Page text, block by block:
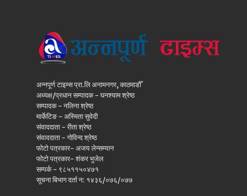
अन्नपूर्ण टाइम्स प्रा.लि अनामनगर, काठमाडौँ
अध्यक्ष/प्रधान सम्पादक - घनश्याम श्रेष्ठ
सम्पादक - नलिना श्रेष्ठ
मार्केटिङ - अस्मिता सुवेदी
संवाददाता - रीता श्रेष्ठ
संवाददाता - गोविन्द श्रेष्ठ
फोटो पत्रकार- अजय लेन्सम्यान
फोटो पत्रकार- शंकर भुजेल
सम्पर्क - ९८५११५०४७१
सूचना बिभाग दर्ता न: १४३६/०७६/०७७